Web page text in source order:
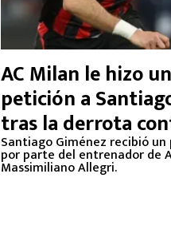
AC Milan le hizo
petición a
tras la derrota
Santiago Giménez recibió
por parte del entrenador de
Massimiliano Allegri.